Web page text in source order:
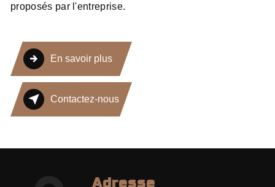
proposés par l'entreprise.
En savoir plus
Contactez-nous
Adresse